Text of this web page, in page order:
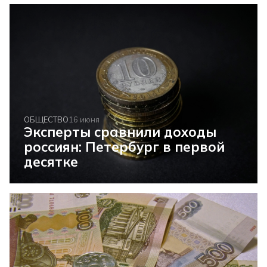
ОБЩЕСТВО16 июня
Эксперты сравнили доходы
россиян: Петербург в первой
десятке